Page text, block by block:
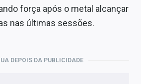
força após o metal alcançar
nas últimas sessões.
DEPOIS DA PUBLICIDADE